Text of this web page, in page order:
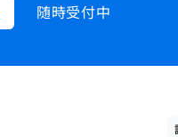
随時受付中